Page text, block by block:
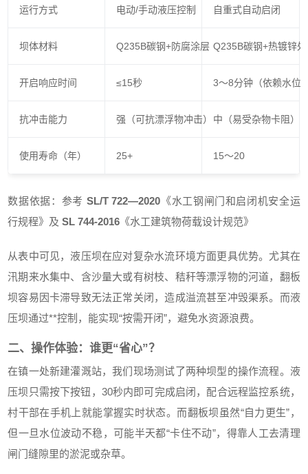
运行方式 电动/手动液压控制 自重式自动启闭
坝体材料 Q235B碳钢+防腐涂层 Q235B碳钢+热镀锌
开启响应时间 ≤15秒 3～8分钟（依赖水位
抗冲击能力 强（可抗漂浮物冲击） 中（易受杂物卡阻）
使用寿命（年） 25+ 15～20
数据依据：参考 SL/T 722—2020 《水工钢闸门和启闭机安全运
行规程》及SL 744-2016 《水工建筑物荷载设计规范》
从表中可见，液压坝在应对复杂水流环境方面更具优势。尤其在
汛期来水集中、含沙量大或有树枝、秸秆等漂浮物的河道，翻板
坝容易因卡滞导致无法正常关闭，造成溢流甚至冲毁渠系。而液
压坝通过**控制，能实现“按需开闭”，避免水资源浪费。
二、操作体验：谁更“省心”？
在镇一处新建灌溉站，我们现场测试了两种坝型的操作流程。液
压坝只需按下按钮，30秒内即可完成启闭，配合远程监控系统，
村干部在手机上就能掌握实时状态。而翻板坝虽然“自力更生”，
但一旦水位波动不稳，可能半天都“卡住不动”，得靠人工去清理
闸门缝隙里的淤泥或杂草。